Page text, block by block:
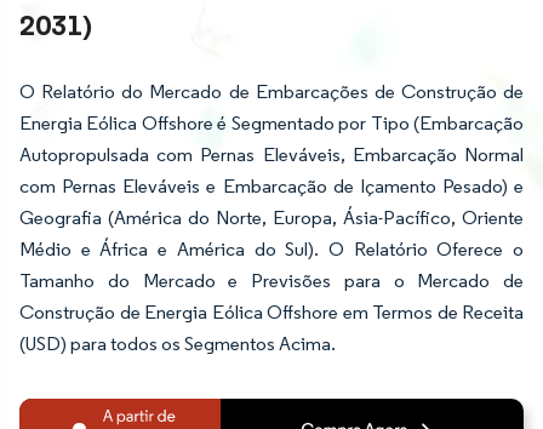
2031)
O Relatório do Mercado de Embarcações de Construção de
Energia Eólica Offshore é Segmentado por Tipo (Embarcação
Autopropulsada com Pernas Eleváveis, Embarcação Normal
com Pernas Eleváveis e Embarcação de Içamento Pesado) e
Geografia (América do Norte, Europa, Ásia-Pacífico, Oriente
Médio e África e América do Sul). O Relatório Oferece o
Tamanho do Mercado e Previsões para o Mercado de
Construção de Energia Eólica Offshore em Termos de Receita
(USD) para todos os Segmentos Acima.